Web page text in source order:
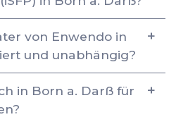
von Enwendo in
und unabhängig?
in Born a. Darß für